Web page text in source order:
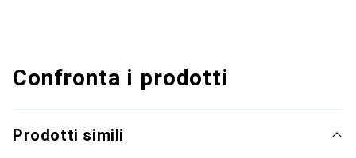
Confronta i prodotti
Prodotti simili